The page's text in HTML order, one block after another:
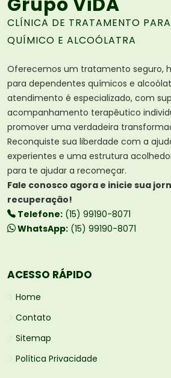
CLÍNICA DE TRATAMENTO
QUÍMICO E ALCOÓLATRA
Oferecemos um tratamento seguro,
para dependentes químicos e
atendimento é especializado, com
acompanhamento terapêutico
promover uma verdadeira
Reconquiste sua liberdade com a
experientes e uma estrutura
para te ajudar a recomeçar.
Fale conosco agora e inicie sua
recuperação!
Telefone: (15) 99190-8071
WhatsApp: (15) 99190-8071
ACESSO RÁPIDO
Home
Contato
Sitemap
Política Privacidade